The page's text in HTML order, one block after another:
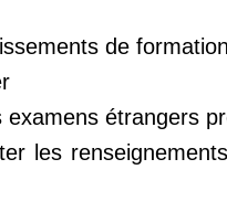
de formation
étrangers
les